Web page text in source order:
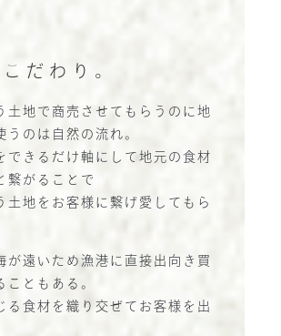
だわり。
土地で商売させてもらうのに地
うのは自然の流れ。
できるだけ軸にして地元の食材
繋がることで
土地をお客様に繋げ愛してもら
が遠いため漁港に直接出向き買
こともある。
る食材を織り交ぜてお客様を出